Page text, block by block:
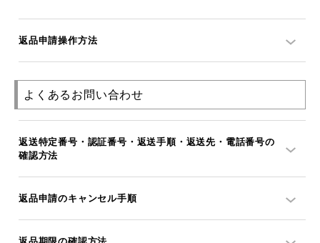
返品申請操作方法
よくあるお問い合わせ
返送特定番号・認証番号・返送手順・返送先・電話番号の
確認方法
返品申請のキャンセル手順